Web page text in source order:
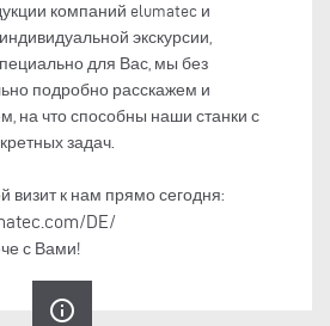
компаний elumatec и
экскурсии,
для Вас, мы без
подробно расскажем и
на что способны наши станки с
задач.
визит к нам прямо сегодня:
DE/
с Вами!
info_outline